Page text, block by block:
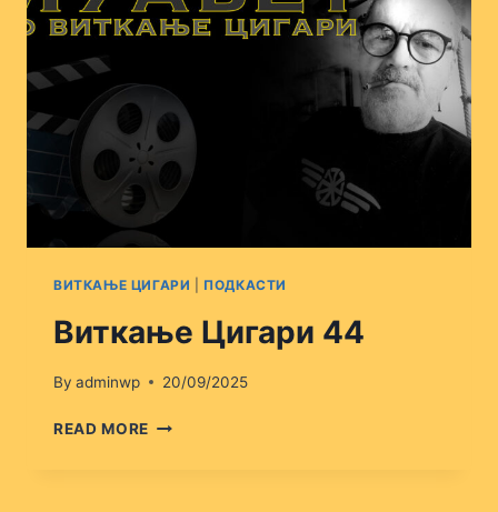
ВИТКАЊЕ ЦИГАРИ ПОДКАСТИ
Виткање Цигари 44
By adminwp 20/09/2025
READ MORE ВИТКАЊЕ